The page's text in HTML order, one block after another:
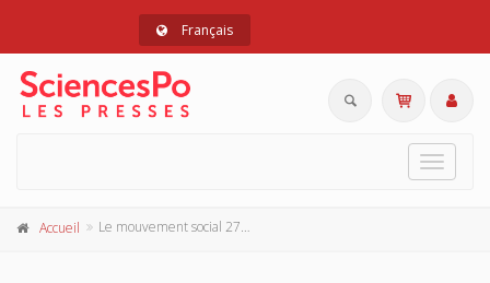
Français
Toggle
Accueil Le mouvement social 275, avril-juin 2021